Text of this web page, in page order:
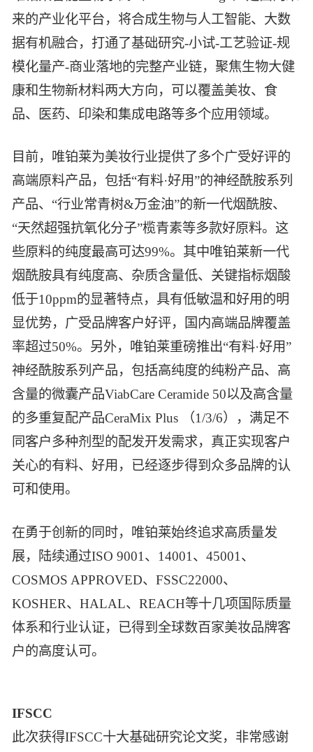
来的产业化平台，将合成生物与人工智能、大数
据有机融合，打通了基础研究-小试-工艺验证-规
模化量产-商业落地的完整产业链，聚焦生物大健
康和生物新材料两大方向，可以覆盖美妆、食
品、医药、印染和集成电路等多个应用领域。
目前，唯铂莱为美妆行业提供了多个广受好评的
高端原料产品，包括“有料·好用”的神经酰胺系列
产品、“行业常青树&万金油”的新一代烟酰胺、
“天然超强抗氧化分子”榄青素等多款好原料。这
些原料的纯度最高可达99%。其中唯铂莱新一代
烟酰胺具有纯度高、杂质含量低、关键指标烟酸
低于10ppm的显著特点，具有低敏温和好用的明
显优势，广受品牌客户好评，国内高端品牌覆盖
率超过50%。另外，唯铂莱重磅推出“有料·好用”
神经酰胺系列产品，包括高纯度的纯粉产品、高
含量的微囊产品ViabCare Ceramide 50以及高含量
的多重复配产品CeraMix Plus （1/3/6），满足不
同客户多种剂型的配发开发需求，真正实现客户
关心的有料、好用，已经逐步得到众多品牌的认
可和使用。
在勇于创新的同时，唯铂莱始终追求高质量发
展，陆续通过ISO 9001、14001、45001、
COSMOS APPROVED、FSSC22000、
KOSHER、HALAL、REACH等十几项国际质量
体系和行业认证，已得到全球数百家美妆品牌客
户的高度认可。
IFSCC
此次获得IFSCC十大基础研究论文奖，非常感谢